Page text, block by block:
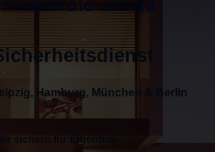
Hamburg, München & Berlin
sichern Ihr Eigentum.